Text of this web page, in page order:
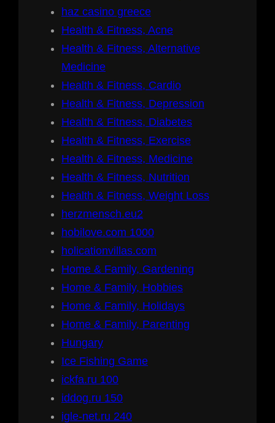
haz casino greece
Health & Fitness, Acne
Health & Fitness, Alternative
Medicine
Health & Fitness, Cardio
Health & Fitness, Depression
Health & Fitness, Diabetes
Health & Fitness, Exercise
Health & Fitness, Medicine
Health & Fitness, Nutrition
Health & Fitness, Weight Loss
herzmensch.eu2
hobilove.com 1000
holicationvillas.com
Home & Family, Gardening
Home & Family, Hobbies
Home & Family, Holidays
Home & Family, Parenting
Hungary
Ice Fishing Game
ickfa.ru 100
iddog.ru 150
igle-net.ru 240